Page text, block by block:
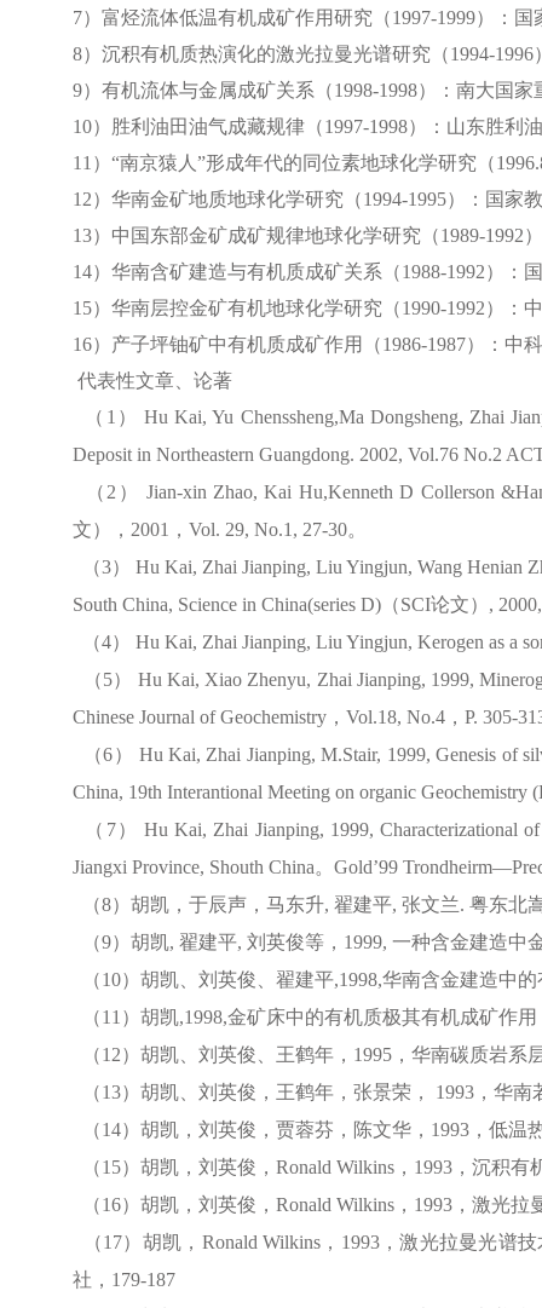
7）富烃流体低温有机成矿作用研究（1997-1999）：国
8）沉积有机质热演化的激光拉曼光谱研究（1994-1996
9）有机流体与金属成矿关系（1998-1998）：南大国家
10）胜利油田油气成藏规律（1997-1998）：山东胜利
11 ）“南京猿人”形成年代的同位素地球化学研究（
12）华南金矿地质地球化学研究（1994-1995）：国家
13）中国东部金矿成矿规律地球化学研究（1989-1992
14）华南含矿建造与有机质成矿关系（1988-1992）：
15）华南层控金矿有机地球化学研究（1990-1992）：
16）产子坪铀矿中有机质成矿作用（1986-1987）：中
代表性文章、论著
（ 1 ）
Hu Kai, Yu Chenssheng,Ma Dongsheng, Zhai
Deposit in Northeastern Guangdong. 2002, Vol.76 No.2
（ 2 ）
Jian-xin Zhao, Kai Hu,Kenneth D Collerson
文）， 2001 ， Vol. 29, No.1, 27-30。
（3）
Hu Kai, Zhai Jianping, Liu Yingjun, Wang Henian
South China, Science in China(series D) （SCI论文） ,
（4）
Hu Kai, Zhai Jianping, Liu Yingjun, Kerogen as a
（5）
Hu Kai, Xiao Zhenyu, Zhai Jianping, 1999,
Chinese Journal of Geochemistry ， Vol.18, No.4 ， P. 305-
（6）
Hu Kai, Zhai Jianping, M.Stair, 1999, Genesis of
China, 19th Interantional Meeting on organic Geochemistry
（ 7）
Hu Kai, Zhai Jianping, 1999, Characterizational
Jiangxi Province, Shouth China。 Gold’99 Trondheirm—
（8）胡凯，于辰声，马东升, 翟建平, 张文兰. 粤东北
（9）胡凯, 翟建平, 刘英俊等， 1999, 一种含金建造中
（10）胡凯、刘英俊、翟建平,1998,华南含金建造中
（11 ）胡凯,1998,金矿床中的有机质极其有机成矿作
（12）胡凯、刘英俊、王鹤年， 1995 ，华南碳质岩系
（13）胡凯、刘英俊，王鹤年，张景荣， 1993 ，华
（14）胡凯，刘英俊，贾蓉芬，陈文华， 1993 ，低温
（15）胡凯，刘英俊， Ronald Wilkins ， 1993 ，沉积有
（16）胡凯，刘英俊， Ronald Wilkins ， 1993 ，激光拉
（17）胡凯， Ronald Wilkins， 1993，激光拉曼光谱
社， 179-187